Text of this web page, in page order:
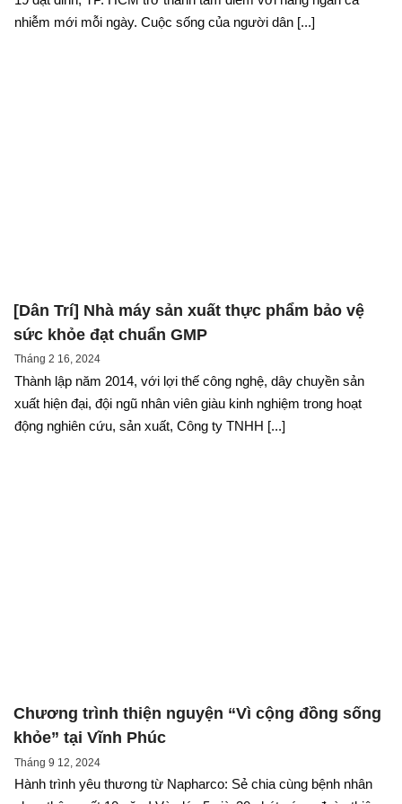
nhiễm mới mỗi ngày. Cuộc sống của người dân [...]
[Dân Trí] Nhà máy sản xuất thực phẩm bảo vệ
sức khỏe đạt chuẩn GMP
Tháng 2 16, 2024
Thành lập năm 2014, với lợi thế công nghệ, dây chuyền sản
xuất hiện đại, đội ngũ nhân viên giàu kinh nghiệm trong hoạt
động nghiên cứu, sản xuất, Công ty TNHH [...]
Chương trình thiện nguyện “Vì cộng đồng sống
khỏe” tại Vĩnh Phúc
Tháng 9 12, 2024
Hành trình yêu thương từ Napharco: Sẻ chia cùng bệnh nhân